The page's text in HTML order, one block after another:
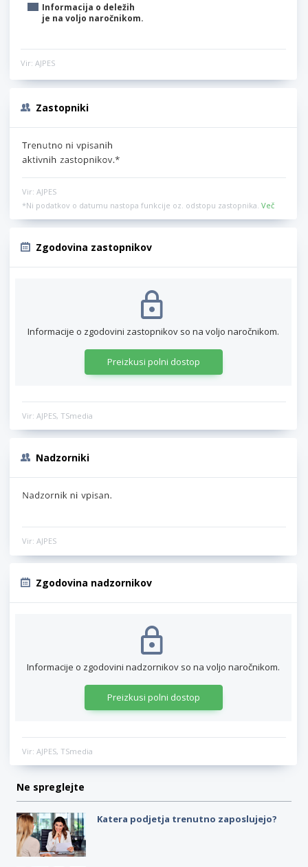
Informacija o deležih
je na voljo naročnikom.
Vir: AJPES
Zastopniki
Vir: AJPES
*Ni podatkov o datumu nastopa funkcije oz. odstopu zastopnika. Več
Zgodovina zastopnikov
Informacije o zgodovini zastopnikov so na voljo naročnikom.
Preizkusi polni dostop
Vir: AJPES, TSmedia
Nadzorniki
Vir: AJPES
Zgodovina nadzornikov
Informacije o zgodovini nadzornikov so na voljo naročnikom.
Preizkusi polni dostop
Vir: AJPES, TSmedia
Ne spreglejte
Katera podjetja trenutno zaposlujejo?